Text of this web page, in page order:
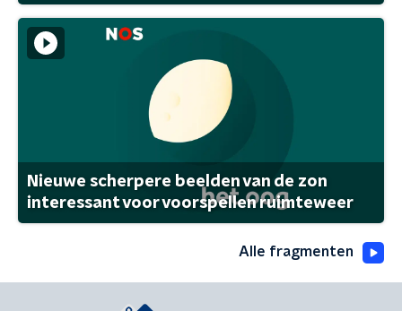
Nieuwe scherpere beelden van de zon
interessant voor voorspellen ruimteweer
Alle fragmenten